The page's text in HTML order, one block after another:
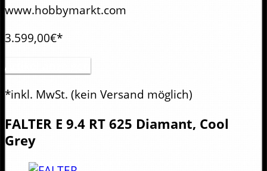
www.hobbymarkt.com
3.599,00€*
Artikel anzeigen
*inkl. MwSt. (kein Versand möglich)
FALTER E 9.4 RT 625 Diamant, Cool
Grey